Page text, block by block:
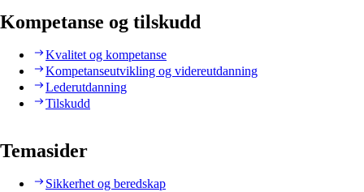
Kompetanse og tilskudd
Kvalitet og kompetanse
Kompetanseutvikling og videreutdanning
Lederutdanning
Tilskudd
Temasider
Sikkerhet og beredskap